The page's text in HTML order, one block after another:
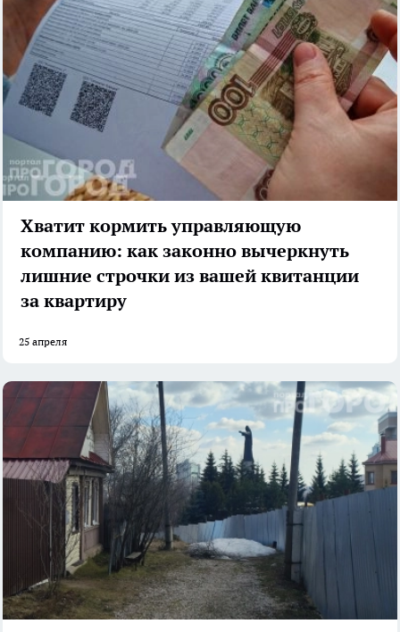
Хватит кормить управляющую
компанию: как законно вычеркнуть
лишние строчки из вашей квитанции
за квартиру
25 апреля